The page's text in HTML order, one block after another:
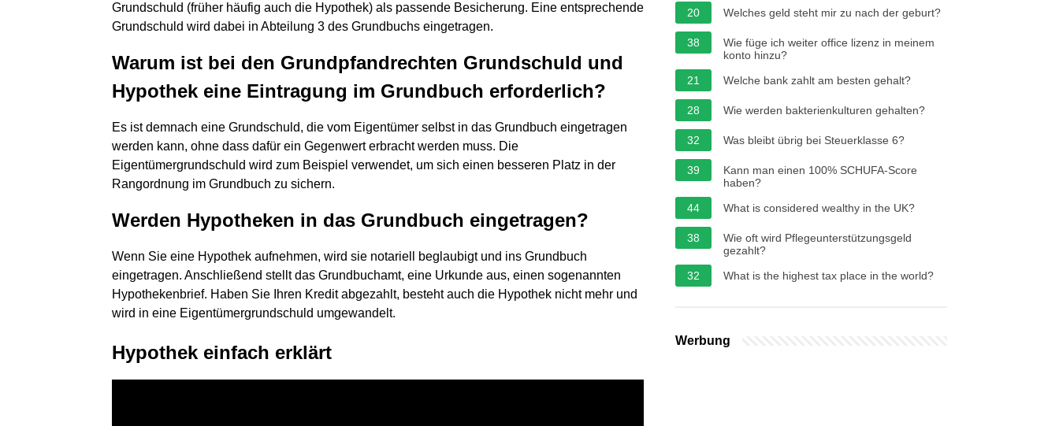
Grundschuld (früher häufig auch die Hypothek) als passende Besicherung. Eine entsprechende
Grundschuld wird dabei in Abteilung 3 des Grundbuchs eingetragen.
Warum ist bei den Grundpfandrechten Grundschuld und
Hypothek eine Eintragung im Grundbuch erforderlich?
Es ist demnach eine Grundschuld, die vom Eigentümer selbst in das Grundbuch eingetragen
werden kann, ohne dass dafür ein Gegenwert erbracht werden muss. Die
Eigentümergrundschuld wird zum Beispiel verwendet, um sich einen besseren Platz in der
Rangordnung im Grundbuch zu sichern.
Werden Hypotheken in das Grundbuch eingetragen?
Wenn Sie eine Hypothek aufnehmen, wird sie notariell beglaubigt und ins Grundbuch
eingetragen. Anschließend stellt das Grundbuchamt, eine Urkunde aus, einen sogenannten
Hypothekenbrief. Haben Sie Ihren Kredit abgezahlt, besteht auch die Hypothek nicht mehr und
wird in eine Eigentümergrundschuld umgewandelt.
Hypothek einfach erklärt
20 Welches geld steht mir zu nach der geburt?
38
Wie füge ich weiter office lizenz in meinem
konto hinzu?
21
Welche bank zahlt am besten gehalt?
28 Wie werden bakterienkulturen gehalten?
32 Was bleibt übrig bei Steuerklasse 6?
39
Kann man einen 100% SCHUFA-Score
haben?
44
What is considered wealthy in the UK?
38
Wie oft wird Pflegeunterstützungsgeld
gezahlt?
32
What is the highest tax place in the world?
Werbung